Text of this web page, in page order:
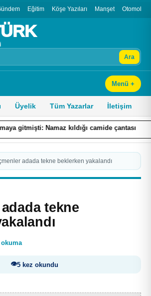
Eğitim Köşe Yazıları Manşet Otomobil
Ara
Menü +
Üyelik Tüm Yazarlar İletişim
kıldığı camide çantası çalındı
adada tekne beklerken yakalandı
tekne
5 kez okundu